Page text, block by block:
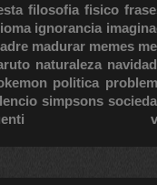
filosofia fisico
ignorancia
madurar memes
naturaleza navidad
politica
simpsons